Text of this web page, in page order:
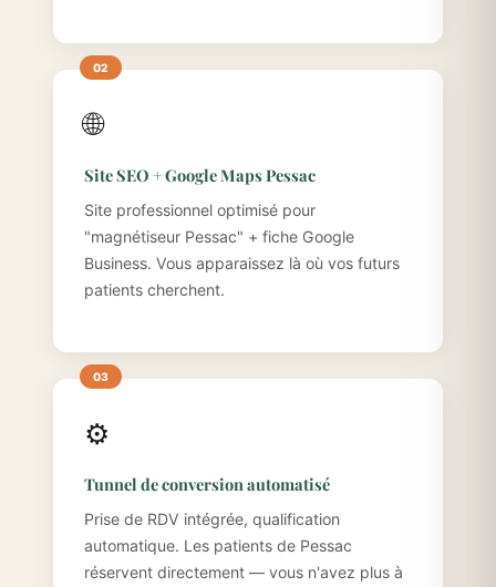
🌐
Site SEO + Google Maps Pessac
Site professionnel optimisé pour
"magnétiseur Pessac" + fiche Google
Business. Vous apparaissez là où vos futurs
patients cherchent.
⚙️
Tunnel de conversion automatisé
Prise de RDV intégrée, qualification
automatique. Les patients de Pessac
réservent directement — vous n'avez plus à